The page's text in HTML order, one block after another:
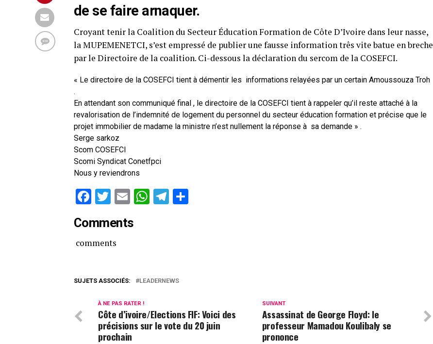
de se faire arnaquer.
Croyant tenir la Coalition du Secteur Éducation Formation de Côte D’Ivoire dans leur nasse,
la MUPEMENETCI, s’est empressé de publier une fausse information três vite batue en breche
par le Directoire de la coalition. Ci-dessous la déclaration du sercom de la COSEFCI.
« Le directoire de la COSEFCI tient à démentir les informations relayées par un certain Amoussouza Troh
.
En attendant son communiqué final , le directoire de la COSEFCI tient à rappeler qu’il reste attaché à la
revalorisation de l’indemnité de logement du personnel du secteur éducation formation et précise que le
projet immobilier de madame la ministre n’est nullement la réponse à sa demande » .
Serge sarkoz
Scom COSEFCI
Scomi Syndicat Conetfpci
Nous y reviendrons
Facebook
Twitter
EmailWhatsApp
Telegram
Comments
comments
SUJETS ASSOCIÉS: LEADERNEWS
SUIVANT
Assassinat de George Floyd: le
professeur Mamadou Koulibaly se
prononce
À NE PAS RATER !
Côte d’ivoire/Elections FIF: Voici des
précisions sur le vote du 20 juin
prochain